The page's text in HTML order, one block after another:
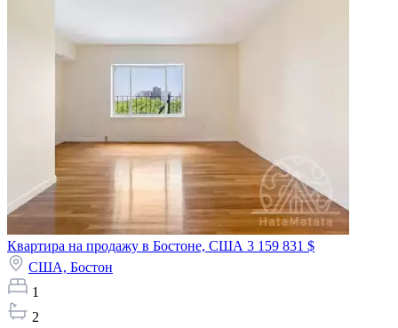
Квартира на продажу в Бостоне, США 3 159 831 $
США, Бостон
1
2